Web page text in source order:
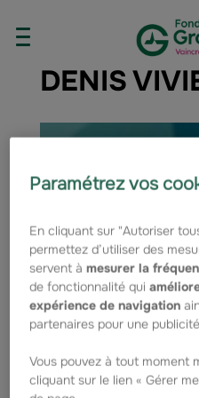
Aller à
AFFICHER/MASQUER
MENU
DENIS
Paramétrez vos
En cliquant sur "Autoriser
permettez d’utiliser des
servent àmesurer la
de fonctionnalité qui
expérience de navigation
partenaires pour une
Vous pouvez à tout moment
cliquant sur le lien « Gérer